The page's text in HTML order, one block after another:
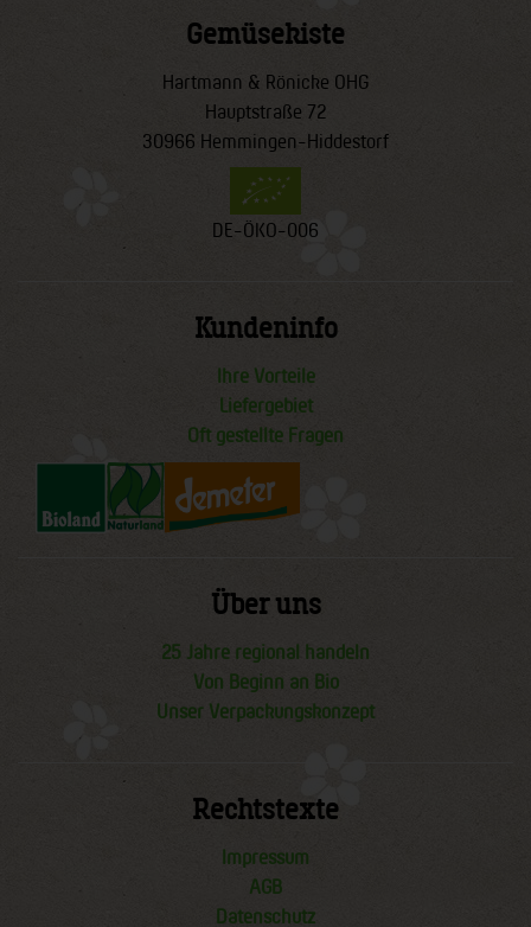
Gemüsekiste
Hartmann & Rönicke OHG
Hauptstraße 72
30966 Hemmingen-Hiddestorf
DE-ÖKO-006
Kundeninfo
Ihre Vorteile
Liefergebiet
Oft gestellte Fragen
Über uns
25 Jahre regional handeln
Von Beginn an Bio
Unser Verpackungskonzept
Rechtstexte
Impressum
AGB
Datenschutz